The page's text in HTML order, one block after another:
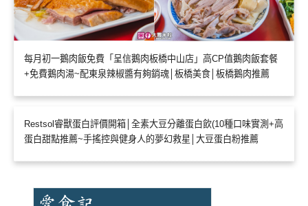
每月初一鵝肉飯免費「呈信鵝肉板橋中山店」高CP值鵝肉飯套餐
+免費鵝肉湯~配東泉辣椒醬有夠銷魂│板橋美食│板橋鵝肉推薦
Restsol睿獸蛋白評價開箱│全素大豆分離蛋白飲(10種口味實測+高
蛋白甜點推薦~手搖控與健身人的夢幻救星│大豆蛋白粉推薦